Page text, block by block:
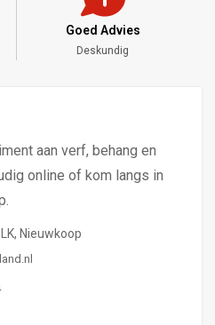
Goed Advies
Deskundig
aan verf, behang en
online of kom langs in
Nieuwkoop